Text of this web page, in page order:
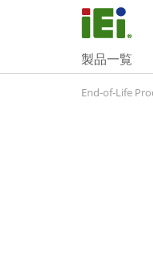
製品一覧
End-of-Life